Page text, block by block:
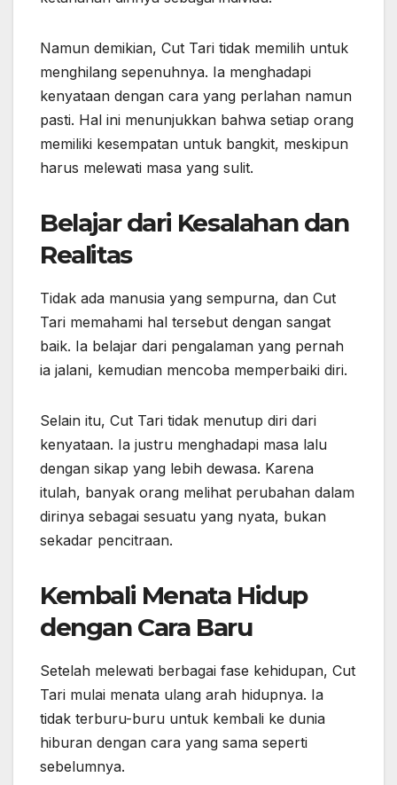
Namun demikian, Cut Tari tidak memilih untuk
menghilang sepenuhnya. Ia menghadapi
kenyataan dengan cara yang perlahan namun
pasti. Hal ini menunjukkan bahwa setiap orang
memiliki kesempatan untuk bangkit, meskipun
harus melewati masa yang sulit.
Belajar dari Kesalahan dan
Realitas
Tidak ada manusia yang sempurna, dan Cut
Tari memahami hal tersebut dengan sangat
baik. Ia belajar dari pengalaman yang pernah
ia jalani, kemudian mencoba memperbaiki diri.
Selain itu, Cut Tari tidak menutup diri dari
kenyataan. Ia justru menghadapi masa lalu
dengan sikap yang lebih dewasa. Karena
itulah, banyak orang melihat perubahan dalam
dirinya sebagai sesuatu yang nyata, bukan
sekadar pencitraan.
Kembali Menata Hidup
dengan Cara Baru
Setelah melewati berbagai fase kehidupan, Cut
Tari mulai menata ulang arah hidupnya. Ia
tidak terburu-buru untuk kembali ke dunia
hiburan dengan cara yang sama seperti
sebelumnya.